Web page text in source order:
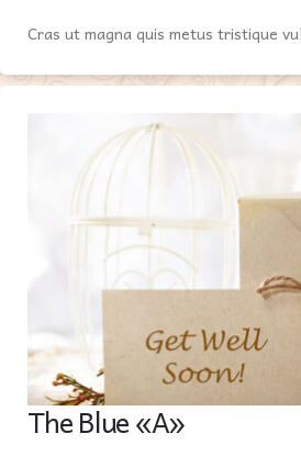
Cras ut magna quis metus tristique
The Blue «A»